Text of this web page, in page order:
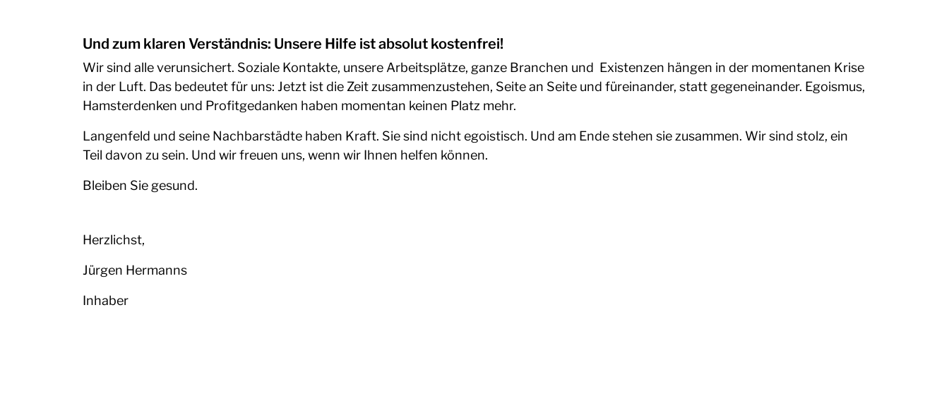
Und zum klaren Verständnis: Unsere Hilfe ist absolut kostenfrei!
Wir sind alle verunsichert. Soziale Kontakte, unsere Arbeitsplätze, ganze Branchen und Existenzen hängen in der momentanen Krise
in der Luft. Das bedeutet für uns: Jetzt ist die Zeit zusammenzustehen, Seite an Seite und füreinander, statt gegeneinander. Egoismus,
Hamsterdenken und Profitgedanken haben momentan keinen Platz mehr.
Langenfeld und seine Nachbarstädte haben Kraft. Sie sind nicht egoistisch. Und am Ende stehen sie zusammen. Wir sind stolz, ein
Teil davon zu sein. Und wir freuen uns, wenn wir Ihnen helfen können.
Bleiben Sie gesund.
Herzlichst,
Jürgen Hermanns
Inhaber